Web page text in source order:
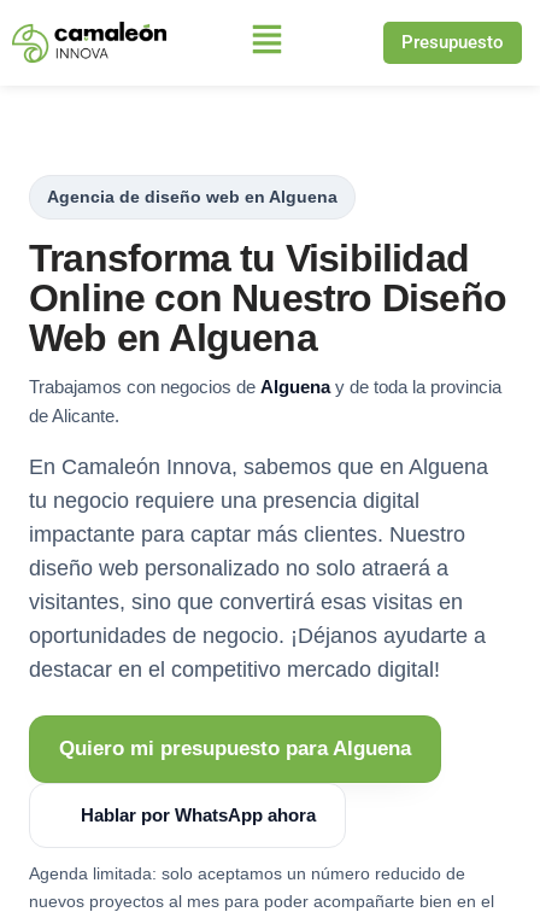
Saltar
Presupuesto
Agencia de diseño web en Alguena
Transforma tu Visibilidad
Online con Nuestro Diseño
Web en Alguena
Trabajamos con negocios de Alguenay de toda la provincia
de Alicante.
En Camaleón Innova, sabemos que en Alguena
tu negocio requiere una presencia digital
impactante para captar más clientes. Nuestro
diseño web personalizado no solo atraerá a
visitantes, sino que convertirá esas visitas en
oportunidades de negocio. ¡Déjanos ayudarte a
destacar en el competitivo mercado digital!
Quiero mi presupuesto para Alguena
Hablar por WhatsApp ahora
Agenda limitada: solo aceptamos un número reducido de
nuevos proyectos al mes para poder acompañarte bien en el